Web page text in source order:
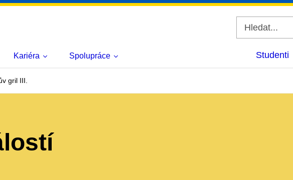
Kariéra Spolupráce Studenti
gril III.